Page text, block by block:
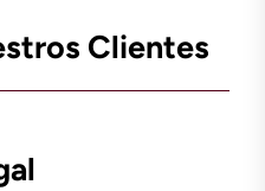
Clientes